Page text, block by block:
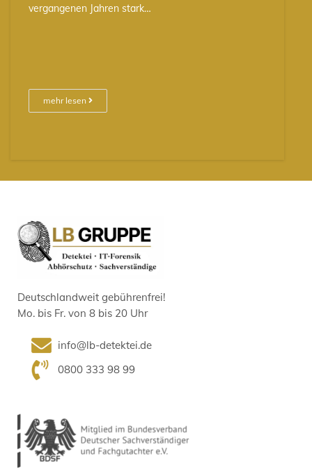
vergangenen Jahren stark…
mehr lesen
Deutschlandweit gebührenfrei!
Mo. bis Fr. von 8 bis 20 Uhr
info@lb-detektei.de
0800 333 98 99